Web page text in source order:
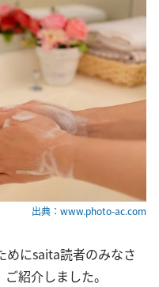
出典：www.photo-ac.com
めにsaita読者のみなさ
紹介しました。